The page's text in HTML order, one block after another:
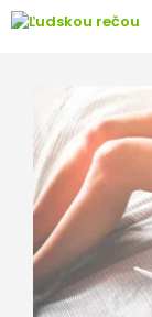
Preskočiť